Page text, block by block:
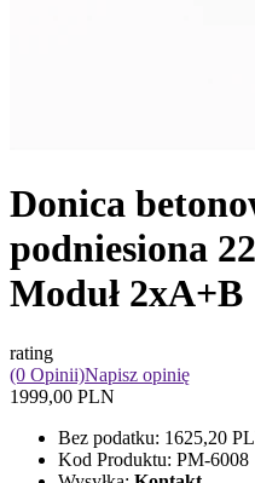
Donica
podniesiona
Moduł 2xA+B
rating
(0 Opinii)Napisz opinię
1999,00 PLN
Bez podatku: 1625,20
Kod Produktu: PM-6008